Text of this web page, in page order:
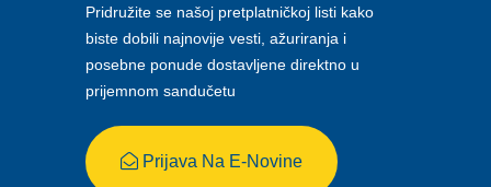
Pridružite se našoj pretplatničkoj listi kako
biste dobili najnovije vesti, ažuriranja i
posebne ponude dostavljene direktno u
prijemnom sandučetu
Prijava Na E-Novine